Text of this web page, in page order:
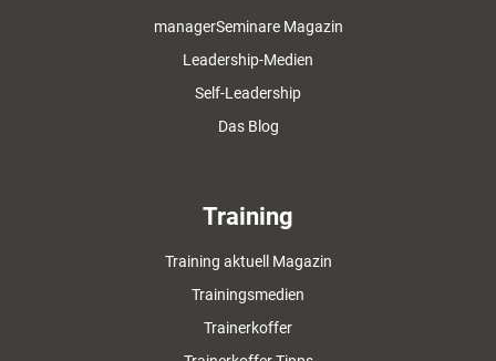
managerSeminare Magazin
Leadership-Medien
Self-Leadership
Das Blog
Training
Training aktuell Magazin
Trainingsmedien
Trainerkoffer